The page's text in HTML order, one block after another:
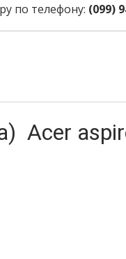
по телефону: (099)
Acer